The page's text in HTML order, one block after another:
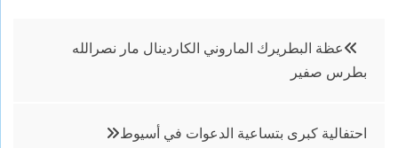
تصفّح
المقالات
عظة البطريرك الماروني الكاردينال مار نصرالله
بطرس صفير
احتفالية كبرى بتساعية الدعوات في أسيوط